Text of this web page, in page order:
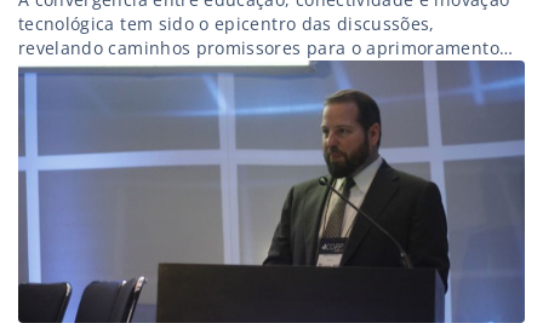
tecnológica tem sido o epicentro das discussões,
revelando caminhos promissores para o aprimoramento
do ensino e do acesso à educação.